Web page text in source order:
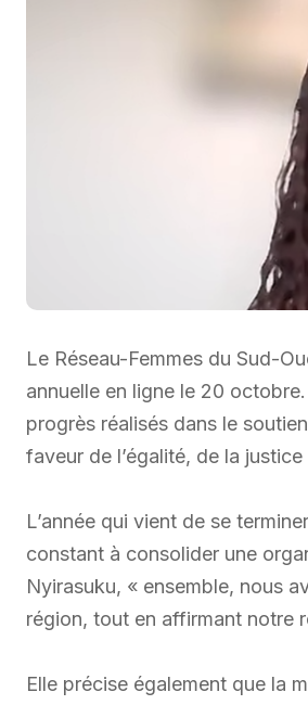
Le Réseau-Femmes du Sud-
annuelle en ligne le 20
progrès réalisés dans le
faveur de l’égalité, de la
L’année qui vient de se
constant à consolider une
Nyirasuku, « ensemble, nous
région, tout en affirmant notre
Elle précise également que la